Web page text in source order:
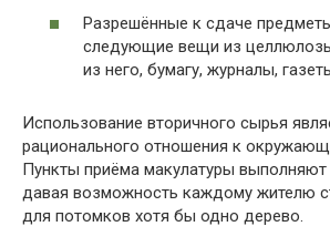
Разрешённые к сдаче
следующие вещи из
из него, бумагу, журналы,
Использование вторичного сырья
рационального отношения к
Пункты приёма макулатуры
давая возможность каждому жителю
для потомков хотя бы одно дерево.